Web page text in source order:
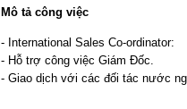
Mô tả công việc
- International Sales Co-ordinator:
- Hỗ trợ công việc Giám Đốc.
- Giao dịch với các đối tác nước